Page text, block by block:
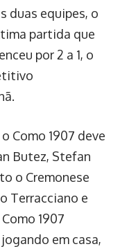
duas equipes, o
partida que
por 2 a 1, o
Como 1907 deve
Butez, Stefan
o Cremonese
Terracciano e
1907
em casa,